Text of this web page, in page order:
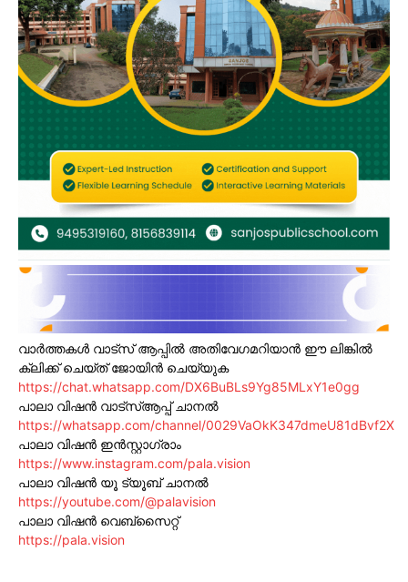
വാർത്തകൾ വാട്സ് ആപ്പിൽ അതിവേഗമറിയാൻ ഈ ലിങ്കിൽ
ക്ലിക്ക് ചെയ്ത് ജോയിൻ ചെയ്യുക
https://chat.whatsapp.com/DX6BuBLs9Yg85MLxY1e0gg
പാലാ വിഷൻ വാട്സ്ആപ്പ് ചാനൽ
https://whatsapp.com/channel/0029VaOkK347dmeU81dBvf2X
പാലാ വിഷൻ ഇൻസ്റ്റാഗ്രാം
https://www.instagram.com/pala.vision
പാലാ വിഷൻ യൂ ട്യൂബ് ചാനൽ
https://youtube.com/@palavision
പാലാ വിഷൻ വെബ്സൈറ്റ്
https://pala.vision